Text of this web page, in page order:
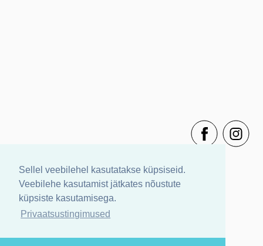
Sellel veebilehel kasutatakse küpsiseid.
Veebilehe kasutamist jätkates nõustute
küpsiste kasutamisega.
Privaatsustingimused
Privaatsustingimused